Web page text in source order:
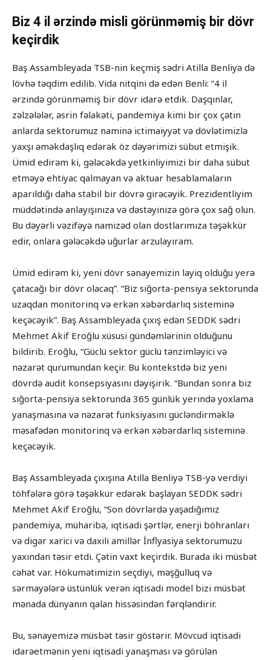
Biz 4 il ərzində misli görünməmiş bir dövr
keçirdik
Baş Assambleyada TSB-nin keçmiş sədri Atilla Benliyə də
lövhə təqdim edilib. Vida nitqini də edən Benli: “4 il
ərzində görünməmiş bir dövr idarə etdik. Daşqınlar,
zəlzələlər, əsrin fəlakəti, pandemiya kimi bir çox çətin
anlarda sektorumuz naminə ictimaiyyət və dövlətimizlə
yaxşı əməkdaşlıq edərək öz dəyərimizi sübut etmişik.
Ümid edirəm ki, gələcəkdə yetkinliyimizi bir daha sübut
etməyə ehtiyac qalmayan və aktuar hesablamaların
aparıldığı daha stabil bir dövrə girəcəyik. Prezidentliyim
müddətində anlayışınıza və dəstəyinizə görə çox sağ olun.
Bu dəyərli vəzifəyə namizəd olan dostlarımıza təşəkkür
edir, onlara gələcəkdə uğurlar arzulayıram.
Ümid edirəm ki, yeni dövr sənayemizin layiq olduğu yerə
çatacağı bir dövr olacaq”. “Biz sığorta-pensiya sektorunda
uzaqdan monitorinq və erkən xəbərdarlıq sisteminə
keçəcəyik”. Baş Assambleyada çıxış edən SEDDK sədri
Mehmet Akif Eroğlu xüsusi gündəmlərinin olduğunu
bildirib. Eroğlu, “Güclü sektor güclü tənzimləyici və
nəzarət qurumundan keçir. Bu kontekstdə biz yeni
dövrdə audit konsepsiyasını dəyişirik. “Bundan sonra biz
sığorta-pensiya sektorunda 365 günlük yerində yoxlama
yanaşmasına və nəzarət funksiyasını gücləndirməklə
məsafədən monitorinq və erkən xəbərdarlıq sisteminə
keçəcəyik.
Baş Assambleyada çıxışına Atilla Benliyə TSB-yə verdiyi
töhfələrə görə təşəkkür edərək başlayan SEDDK sədri
Mehmet Akif Eroğlu, “Son dövrlərdə yaşadığımız
pandemiya, müharibə, iqtisadi şərtlər, enerji böhranları
və digər xarici və daxili amillər İnflyasiya sektorumuzu
yaxından təsir etdi. Çətin vaxt keçirdik. Burada iki müsbət
cəhət var. Hökumətimizin seçdiyi, məşğulluq və
sərmayələrə üstünlük verən iqtisadi model bizi müsbət
mənada dünyanın qalan hissəsindən fərqləndirir.
Bu, sənayemizə müsbət təsir göstərir. Mövcud iqtisadi
idarəetmənin yeni iqtisadi yanaşması və görülən